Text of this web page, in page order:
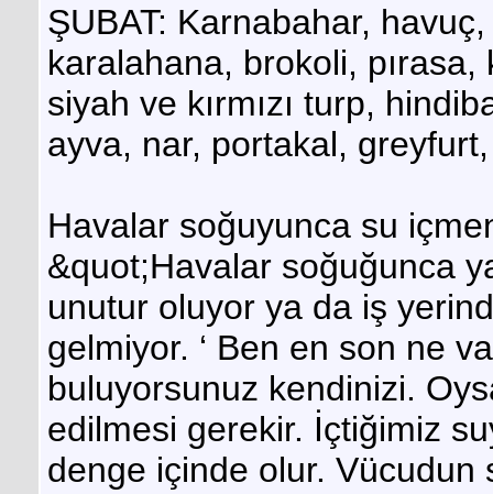
ŞUBAT: Karnabahar,
karalahana, brokoli, pırasa,
siyah ve kırmızı turp,
ayva, nar, portakal,
Havalar soğuyunca su
&quot;Havalar soğuğunca
unutur oluyor ya da iş
gelmiyor. ‘ Ben en son ne
buluyorsunuz kendinizi.
edilmesi gerekir. İçtiğimiz
denge içinde olur. Vücudun